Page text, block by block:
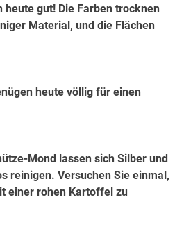
heute gut! Die Farben trocknen
Material, und die Flächen
heute völlig für einen
Mond lassen sich Silber und
reinigen. Versuchen Sie einmal,
einer rohen Kartoffel zu